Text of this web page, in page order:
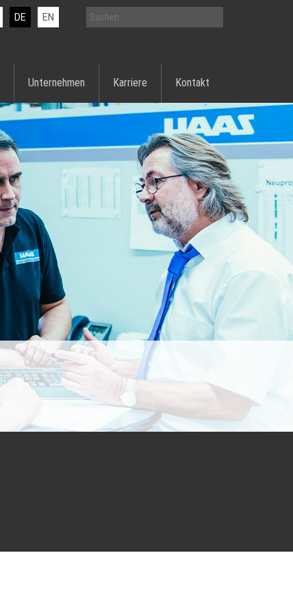
DE EN
Unternehmen Karriere Kontakt